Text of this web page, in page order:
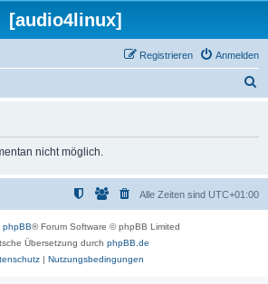
[audio4linux]
Anmelden
Registrieren
nicht möglich.
Alle Zeiten sind UTC+01:00
phpBB® Forum Software © phpBB Limited
Übersetzung durch phpBB.de
| Nutzungsbedingungen